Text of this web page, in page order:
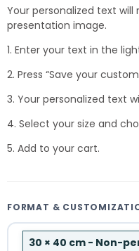
Your personalized text will
presentation image.
1. Enter your text in the
2. Press “Save your
3. Your personalized text
4. Select your size and
5. Add to your cart.
FORMAT &
30 × 40 cm - Non-